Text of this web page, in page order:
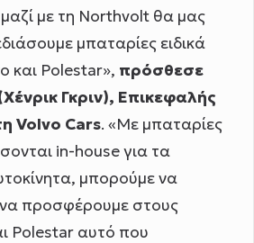
με τη Northvolt θα μας
μπαταρίες ειδικά
και Polestar», πρόσθεσε
Γκριν), Επικεφαλής
Volvo Cars. «Με μπαταρίες
in-house για τα
μπορούμε να
προσφέρουμε στους
Polestar αυτό που